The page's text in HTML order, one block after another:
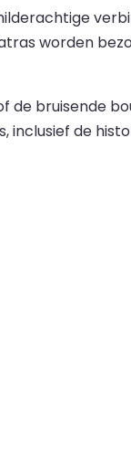
worden
bruisende
de